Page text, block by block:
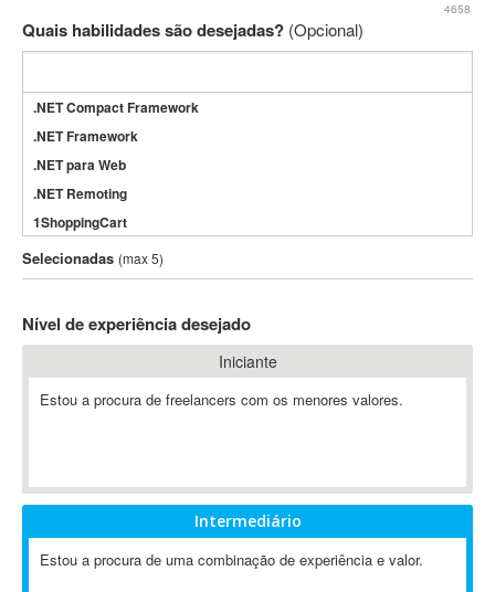
4658
Quais habilidades são desejadas? (Opcional)
.NET Compact Framework
.NET Framework
.NET para Web
.NET Remoting
1ShoppingCart
3DS Max
3GSM
802.11
A-GPS
ABAP
Abaqus
ABBYY FineReader
Selecionadas (max 5)
Nível de experiência desejado
Iniciante
Estou a procura de freelancers com os menores valores.
Intermediário
Estou a procura de uma combinação de experiência e valor.